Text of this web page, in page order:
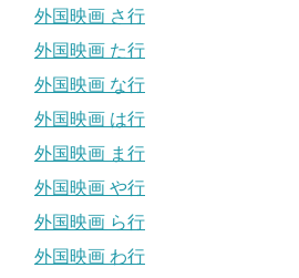
外国映画 さ行
外国映画 た行
外国映画 な行
外国映画 は行
外国映画 ま行
外国映画 や行
外国映画 ら行
外国映画 わ行